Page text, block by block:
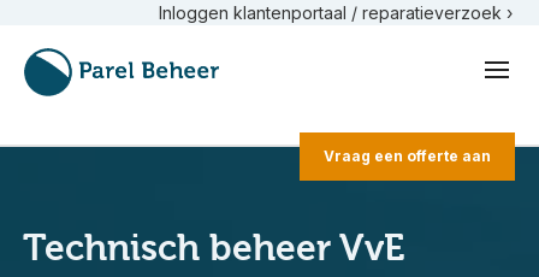
Vraag een offerte aan
Inloggen klantenportaal / reparatieverzoek ›
Technisch beheer VvE